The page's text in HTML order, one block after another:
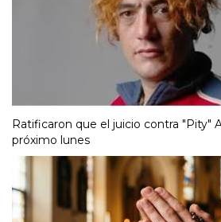
Ratificaron que el juicio contra "Pity"
próximo lunes